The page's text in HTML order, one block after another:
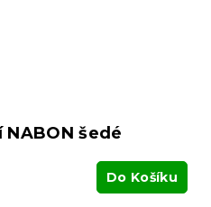
šedé
Do Košíku